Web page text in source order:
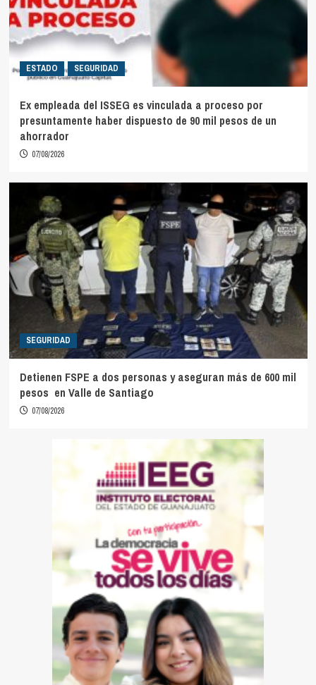
ESTADO SEGURIDAD
Ex empleada del ISSEG es vinculada a proceso por
presuntamente haber dispuesto de 90 mil pesos de un
ahorrador
07/08/2026
SEGURIDAD
Detienen FSPE a dos personas y aseguran más de 600 mil
pesos en Valle de Santiago
07/08/2026